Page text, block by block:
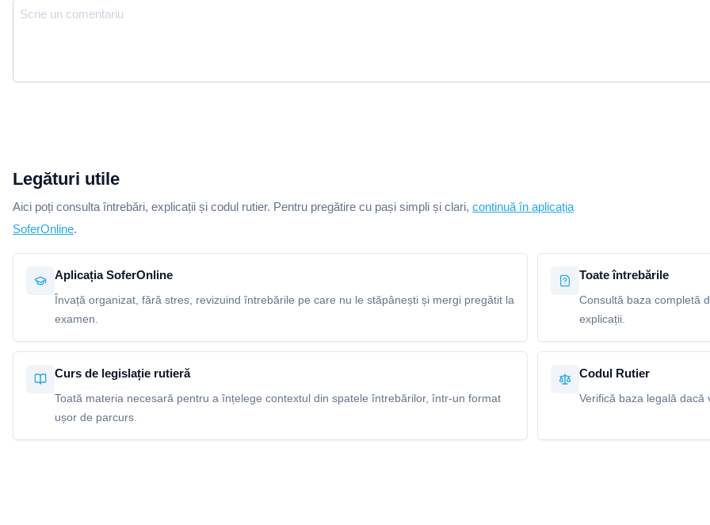
Legături utile
Aici poți consulta întrebări, explicații și codul rutier. Pentru pregătire cu pași simpli și clari, continuă în aplicația
SoferOnline.
Aplicația SoferOnline
Învață organizat, fără stres, revizuind întrebările pe care nu le stăpânești și mergi pregătit la
examen.
Toate întrebările
Consultă baza completă
explicații.
Curs de legislație rutieră
Toată materia necesară pentru a înțelege contextul din spatele întrebărilor, într-un format
ușor de parcurs.
Codul Rutier
Verifică baza legală dacă